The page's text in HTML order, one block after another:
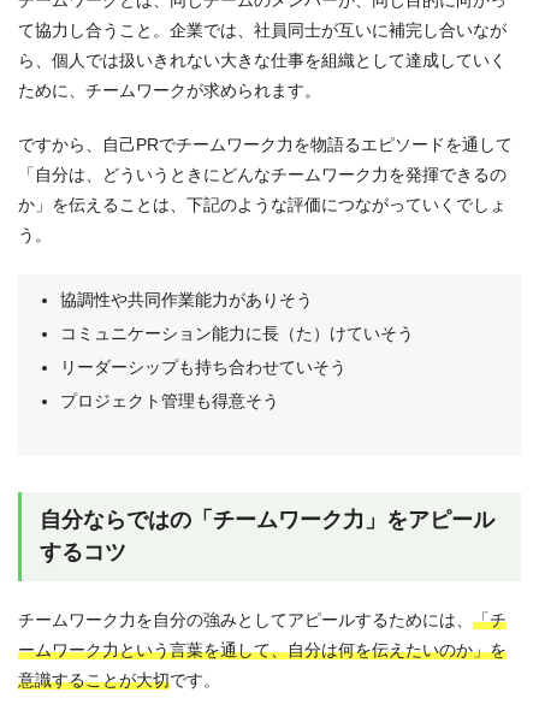
て協力し合うこと。企業では、社員同士が互いに補完し合いなが
ら、個人では扱いきれない大きな仕事を組織として達成していく
ために、チームワークが求められます。
ですから、自己PRでチームワーク力を物語るエピソードを通して
「自分は、どういうときにどんなチームワーク力を発揮できるの
か」を伝えることは、下記のような評価につながっていくでしょ
う。
協調性や共同作業能力がありそう
コミュニケーション能力に長（た）けていそう
リーダーシップも持ち合わせていそう
プロジェクト管理も得意そう
自分ならではの「チームワーク力」をアピール
するコツ
チームワーク力を自分の強みとしてアピールするためには、 「チ
ームワーク力という言葉を通して、自分は何を伝えたいのか」を
意識することが大切です。